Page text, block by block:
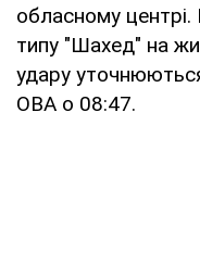
обласному
типу "Шахед" на
удару
ОВА о 08:47.